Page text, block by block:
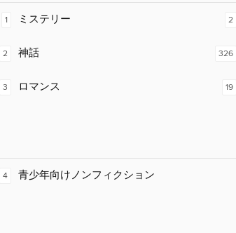
1 ミステリー
2 神話
3 ロマンス
2
326
19
4 青少年向けノンフィクション